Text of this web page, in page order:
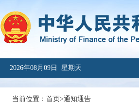
2026年08月09日 星期天
当前位置： 首页>通知通告